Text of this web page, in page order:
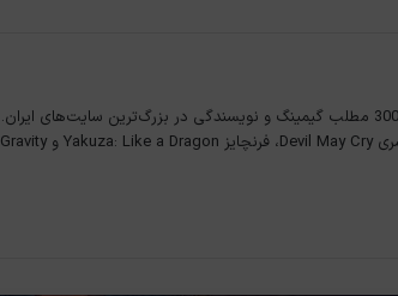
به نام خدا - سلام، سابقه‌ی نوشتن بیش از 3000 مطلب گیمینگ و نویسندگی در بزرگ‌ترین سایت‌های ایران.
بازی‌های مورد علاقه: Metal Gear Solid 3، سری Devil May Cry، فرنچایز Yakuza: Like a Dragon و Gravity